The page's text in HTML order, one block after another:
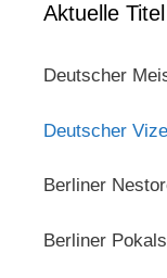
Aktuelle Titel
Deutscher
Deutscher
Berliner
Berliner